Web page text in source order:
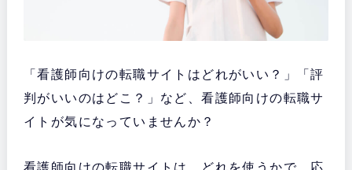
「看護師向けの転職サイトはどれがいい？」「評
判がいいのはどこ？」など、看護師向けの転職サ
イトが気になっていませんか？
看護師向けの転職サイトは、どれを使うかで、応